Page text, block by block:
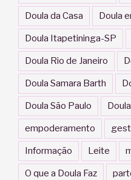
Doula da Casa Doula
Doula Itapetininga-SP
Doula Rio de Janeiro
Doula Samara Barth
Doula São Paulo
empoderamento
Informação Leite
O que a Doula Faz